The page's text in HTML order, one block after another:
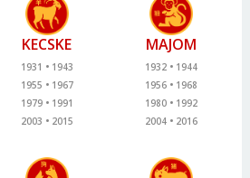
KECSKE
1931
1943
1955
1967
1979
1991
2003
2015
MAJOM
1932
1944
1956
1968
1980
1992
2004
2016